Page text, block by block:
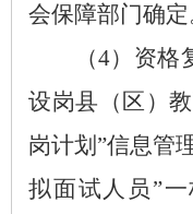
会保障部门确定
（4）资格
设岗县（区）
岗计划”信息管
拟面试人员”